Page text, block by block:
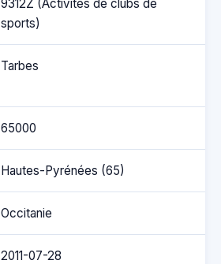
9312Z (Activités de clubs de
sports)
Tarbes
65000
Hautes-Pyrénées (65)
Occitanie
2011-07-28